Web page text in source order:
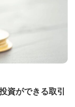
資ができる取引